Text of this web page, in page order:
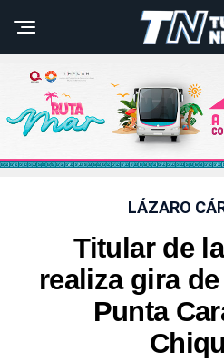
LÁZARO
Titular de
realiza gira
Punta